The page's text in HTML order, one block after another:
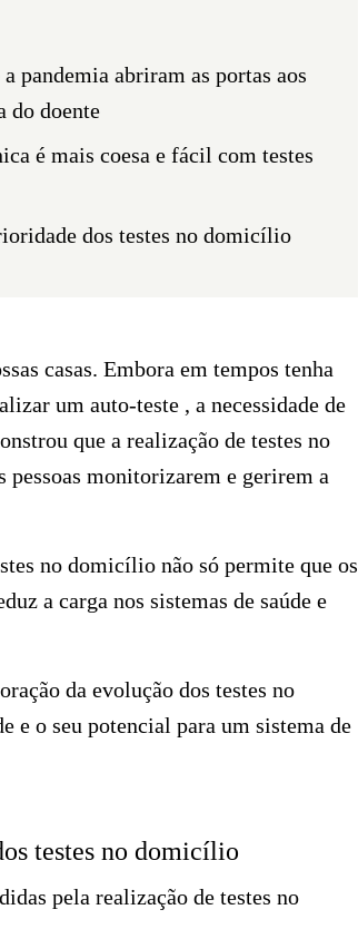
pandemia abriram as portas aos
do doente
é mais coesa e fácil com testes
dos testes no domicílio
casas. Embora em tempos tenha
um auto-teste , a necessidade de
que a realização de testes no
monitorizarem e gerirem a
no domicílio não só permite que os
a carga nos sistemas de saúde e
da evolução dos testes no
e o seu potencial para um sistema de
testes no domicílio
pela realização de testes no